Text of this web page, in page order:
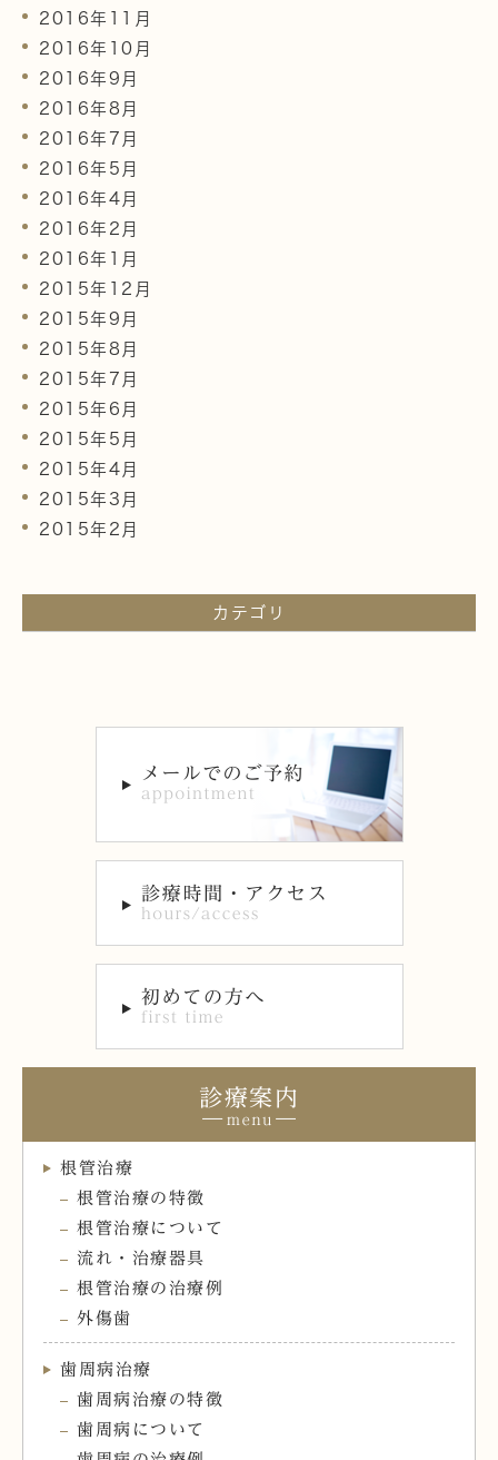
2016年11月
2016年10月
2016年9月
2016年8月
2016年7月
2016年5月
2016年4月
2016年2月
2016年1月
2015年12月
2015年9月
2015年8月
2015年7月
2015年6月
2015年5月
2015年4月
2015年3月
2015年2月
カテゴリ
診療案内
根管治療
根管治療の特徴
根管治療について
流れ・治療器具
根管治療の治療例
外傷歯
歯周病治療
歯周病治療の特徴
歯周病について